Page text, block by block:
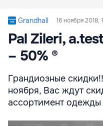
Grandhall 16 ноября 2018,
Pal Zileri,
– 50% ®
Грандиозные
ноября, Вас ждут
ассортимент